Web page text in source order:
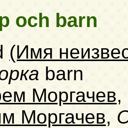
och barn
(Имя
barn
Моргачев,
Моргачев,